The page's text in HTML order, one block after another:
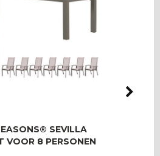
SEVILLA
VOOR 8 PERSONEN